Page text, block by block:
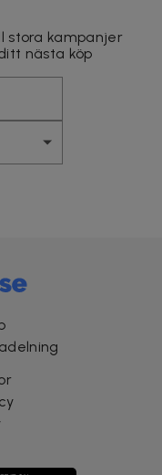
stora kampanjer
nästa köp